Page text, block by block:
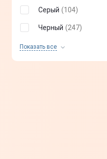
Серый (104)
Черный (247)
Показать все
Красный
Желтый (5)